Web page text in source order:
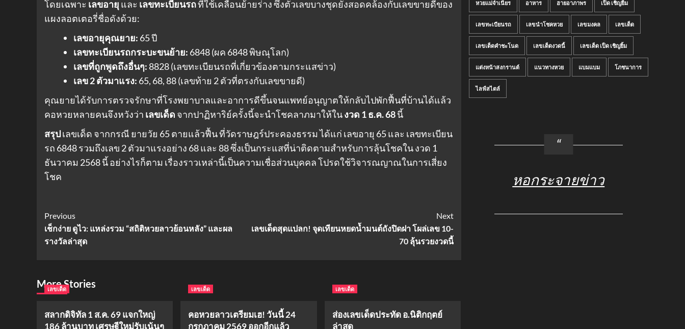
โดยเฉพาะ เลขอายุ และ เลขทะเบียนรถที่ใช้เคลื่อนย้ายร่าง ซึ่งตัวเลขบางชุดยังสอดคล้องกับเลขขายดีของ
แผงลอตเตอรี่ชื่อดังด้วย:
เลขอายุคุณยาย: 65 ปี
เลขทะเบียนรถกระบะขนย้าย: 6848 (ผค 6848 พิษณุโลก)
เลขที่ถูกพูดถึงอื่นๆ: 8828 (เลขทะเบียนรถที่เกี่ยวข้องตามกระแสข่าว)
เลข 2 ตัวมาแรง: 65, 68, 88 (เลขท้าย 2 ตัวที่ตรงกับเลขขายดี)
คุณยายได้รับการตรวจรักษาที่โรงพยาบาลและอาการดีขึ้นจนแพทย์อนุญาตให้กลับไปพักฟื้นที่บ้านได้แล้ว
คอหวยหลายคนจึงหวังว่า เลขเด็ด จากปาฏิหาริย์ครั้งนี้จะนำโชคลาภมาให้ในงวด 1 ธ.ค. 68นี้
สรุปเลขเด็ด จากกรณี ยายวัย 65 ตายแล้วฟื้น ที่วัดราษฎร์ประคองธรรม ได้แก่ เลขอายุ 65 และ เลขทะเบียน
รถ 6848 รวมถึงเลข 2 ตัวมาแรงอย่าง 68 และ 88 ซึ่งเป็นกระแสที่น่าติดตามสำหรับการลุ้นโชคใน งวด 1
ธันวาคม 2568 นี้ อย่างไรก็ตาม เรื่องราวเหล่านี้เป็นความเชื่อส่วนบุคคล โปรดใช้วิจารณญาณในการเสี่ยง
โชค
Post
Navigation
Previous
เช็กง่าย ดูไว: แหล่งรวม “สถิติหวยลาวย้อนหลัง” และผล
รางวัลล่าสุด
Next
เลขเด็ดสุดแปลก! จุดเทียนหยดน้ำมนต์ถังปิดฝา โผล่เลข 10-
70 ลุ้นรวยงวดนี้
More Stories
เลขเด็ด
สลากดิจิทัล 1 ส.ค. 69 แจกใหญ่
186 ล้านบาท เศรษฐีใหม่รับเน้นๆ
เลขเด็ด
คอหวยลาวเตรียมเฮ! วันนี้ 24
กรกฎาคม 2569 ออกอีกแล้ว
เลขเด็ด
ส่องเลขเด็ดประทัด อ.นิติกฤตย์
ล่าสุด
หวยแม่จำเนียร อาหาร ฮายอาภาพร เป็ด เชิญยิ้ม
เลขทะเบียนรถ เลขนำโชคหวย เลขมงคล เลขเด็ด
เลขเด็ดคำชะโนด เลขเด็ดงวดนี้ เลขเด็ด เป็ด เชิญยิ้ม
แต่งหน้าสงกรานต์ แนวทางหวย แบมแบม โภชนาการ
ไลฟ์สไตล์
หอกระจายข่าว